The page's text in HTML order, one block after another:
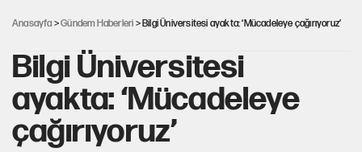
Anasayfa >Gündem Haberleri > Bilgi Üniversitesi ayakta: ‘Mücadeleye çağırıyoruz’
Bilgi Üniversitesi
ayakta: ‘Mücadeleye
çağırıyoruz’